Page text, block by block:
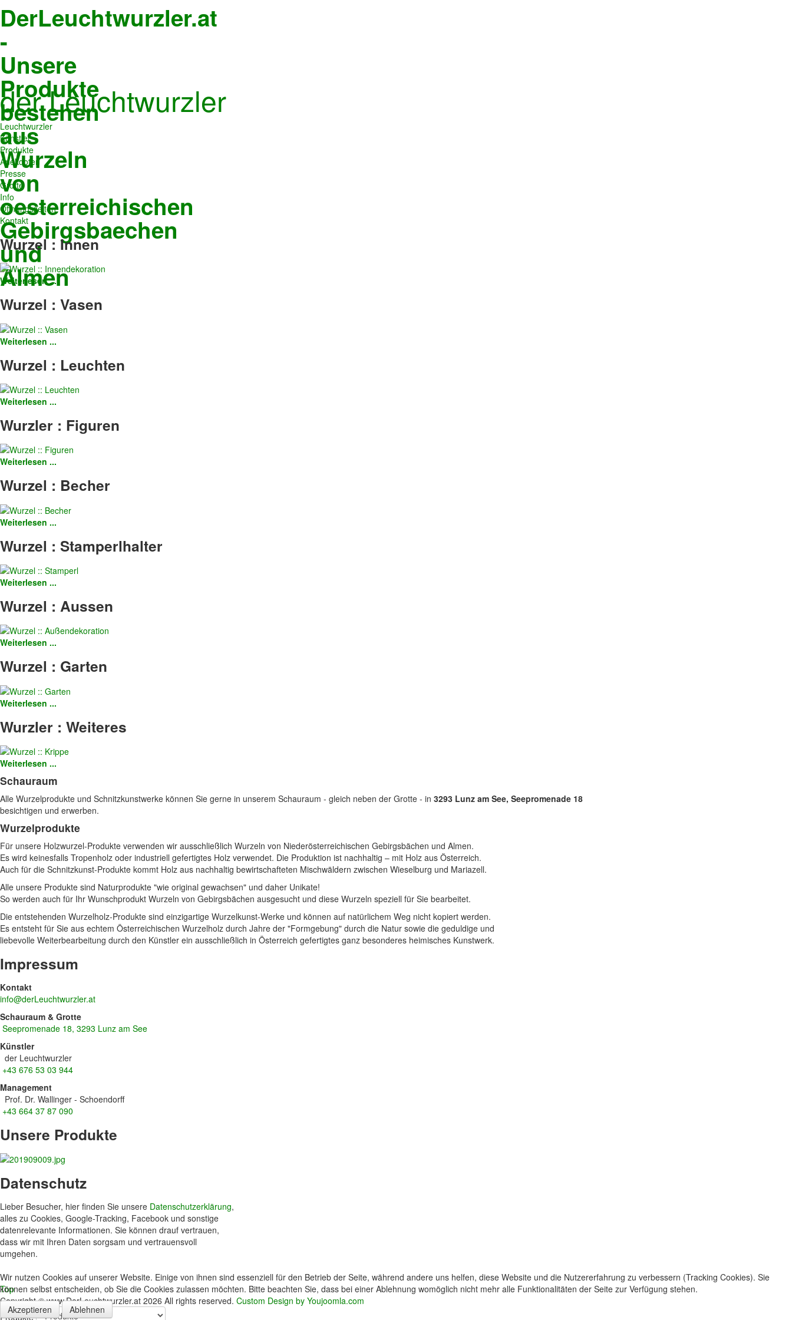
DerLeuchtwurzler.at
-
Unsere
Produkte
bestehen
aus
Wurzeln
von
oesterreichischen
Gebirgsbaechen
und
Almen
der Leuchtwurzler
Leuchtwurzler
Künstler
Produkte
Anekdoten
Presse
Grotte
Info
Öffnungszeiten
Kontakt
Wurzel : Innen
Weiterlesen ...
Wurzel : Vasen
Weiterlesen ...
Wurzel : Leuchten
Weiterlesen ...
Wurzler : Figuren
Weiterlesen ...
Wurzel : Becher
Weiterlesen ...
Wurzel : Stamperlhalter
Weiterlesen ...
Wurzel : Aussen
Weiterlesen ...
Wurzel : Garten
Weiterlesen ...
Wurzler : Weiteres
Weiterlesen ...
Schauraum
Alle Wurzelprodukte und Schnitzkunstwerke können Sie gerne in unserem Schauraum - gleich neben der Grotte - in 3293 Lunz am See, Seepromenade 18
besichtigen und erwerben.
Wurzelprodukte
Für unsere Holzwurzel-Produkte verwenden wir ausschließlich Wurzeln von Niederösterreichischen Gebirgsbächen und Almen.
Es wird keinesfalls Tropenholz oder industriell gefertigtes Holz verwendet. Die Produktion ist nachhaltig – mit Holz aus Österreich.
Auch für die Schnitzkunst-Produkte kommt Holz aus nachhaltig bewirtschafteten Mischwäldern zwischen Wieselburg und Mariazell.
Alle unsere Produkte sind Naturprodukte "wie original gewachsen" und daher Unikate!
So werden auch für Ihr Wunschprodukt Wurzeln von Gebirgsbächen ausgesucht und diese Wurzeln speziell für Sie bearbeitet.
Die entstehenden Wurzelholz-Produkte sind einzigartige Wurzelkunst-Werke und können auf natürlichem Weg nicht kopiert werden.
Es entsteht für Sie aus echtem Österreichischen Wurzelholz durch Jahre der "Formgebung" durch die Natur sowie die geduldige und
liebevolle Weiterbearbeitung durch den Künstler ein ausschließlich in Österreich gefertigtes ganz besonderes heimisches Kunstwerk.
Impressum
Kontakt
info@derLeuchtwurzler.at
Schauraum & Grotte
Seepromenade 18, 3293 Lunz am See
Künstler
der Leuchtwurzler
+43 676 53 03 944
Management
Prof. Dr. Wallinger - Schoendorff
+43 664 37 87 090
Unsere Produkte
Datenschutz
Lieber Besucher, hier finden Sie unsere Datenschutzerklärung,
alles zu Cookies, Google-Tracking, Facebook und sonstige
datenrelevante Informationen. Sie können drauf vertrauen,
dass wir mit Ihren Daten sorgsam und vertrauensvoll
umgehen.
Top
Copyright ©www.DerLeuchtwurzler.at 2026 All rights reserved. Custom Design by Youjoomla.com
Produkte
Wir nutzen Cookies auf unserer Website. Einige von ihnen sind essenziell für den Betrieb der Seite, während andere uns helfen, diese Website und die Nutzererfahrung zu verbessern (Tracking Cookies). Sie
können selbst entscheiden, ob Sie die Cookies zulassen möchten. Bitte beachten Sie, dass bei einer Ablehnung womöglich nicht mehr alle Funktionalitäten der Seite zur Verfügung stehen.
Akzeptieren
Ablehnen